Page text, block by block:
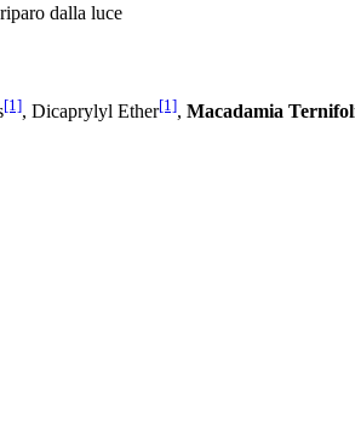
dalla luce
[1], Dicaprylyl Ether[1], Macadamia